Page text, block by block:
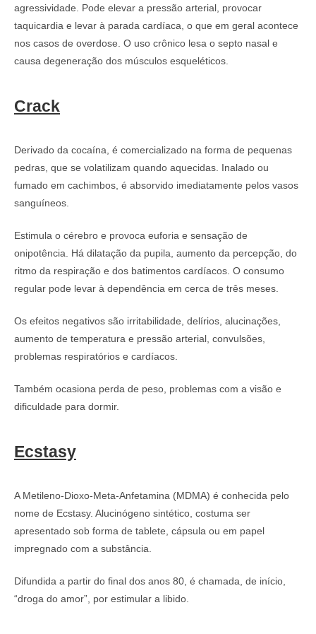
agressividade. Pode elevar a pressão arterial, provocar
taquicardia e levar à parada cardíaca, o que em geral acontece
nos casos de overdose. O uso crônico lesa o septo nasal e
causa degeneração dos músculos esqueléticos.
Crack
Derivado da cocaína, é comercializado na forma de pequenas
pedras, que se volatilizam quando aquecidas. Inalado ou
fumado em cachimbos, é absorvido imediatamente pelos vasos
sanguíneos.
Estimula o cérebro e provoca euforia e sensação de
onipotência. Há dilatação da pupila, aumento da percepção, do
ritmo da respiração e dos batimentos cardíacos. O consumo
regular pode levar à dependência em cerca de três meses.
Os efeitos negativos são irritabilidade, delírios, alucinações,
aumento de temperatura e pressão arterial, convulsões,
problemas respiratórios e cardíacos.
Também ocasiona perda de peso, problemas com a visão e
dificuldade para dormir.
Ecstasy
A Metileno-Dioxo-Meta-Anfetamina (MDMA) é conhecida pelo
nome de Ecstasy. Alucinógeno sintético, costuma ser
apresentado sob forma de tablete, cápsula ou em papel
impregnado com a substância.
Difundida a partir do final dos anos 80, é chamada, de início,
“droga do amor”, por estimular a libido.